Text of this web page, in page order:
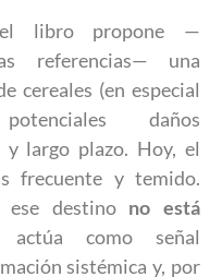
el libro propone —
referencias— una
cereales (en especial
daños
y largo plazo. Hoy, el
frecuente y temido.
destino no está
como señal
sistémica y, por